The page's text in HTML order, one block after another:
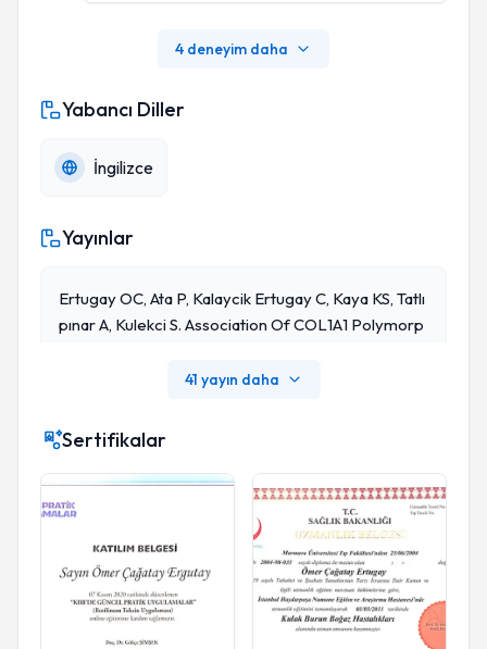
4 deneyim daha
Yabancı Diller
İngilizce
Yayınlar
Ertugay OC, Ata P, Kalaycik Ertugay C, Kaya KS, Tatlı
Pınar A, Kulekci S. Association Of COL1A1 Polymorp
Olaryngol. 2013 Sep- Oct;34(5):403-6. Doi: 10.1016/
MID: 23601588.
41 yayın daha
Sertifikalar